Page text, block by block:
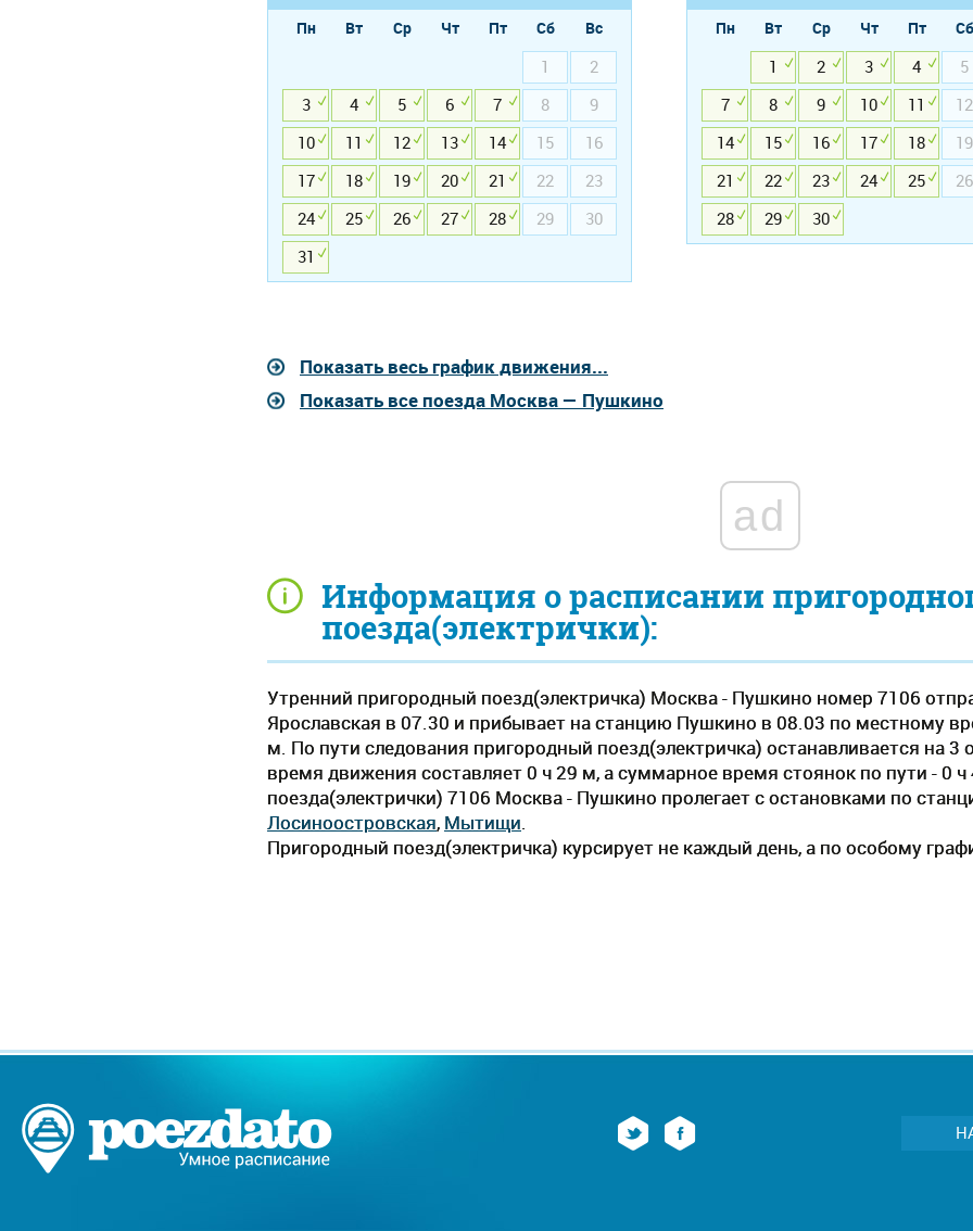
Информация о расписании
поезда(электрички):
Утренний пригородный поезд(электричка) Москва - Пушкино номер 7106
Ярославская в 07.30 и прибывает на станцию Пушкино в 08.03 по местному
м. По пути следования пригородный поезд(электричка) останавливается на 3
время движения составляет 0 ч 29 м, а суммарное время стоянок по пути - 0
поезда(электрички) 7106 Москва - Пушкино пролегает c остановками по
Лосиноостровская, Мытищи.
Пригородный поезд(электричка) курсирует не каждый день, а по особому
Пн Вт Ср Чт Пт Сб
Вс
1
2
3
4 5 6 7 8
9
10
11 12 13 14 15
16
17
18 19 20 21 22
23
24
25 26 27 28 29
30
31
Пн Вт Ср Чт Пт Сб
1
2 3 4 5
7
8 9 10 11 12
14
15 16 17 18 19
21
22 23 24 25 26
28
29 30
Показать весь график движения...
Показать все поезда Москва — Пушкино
ad